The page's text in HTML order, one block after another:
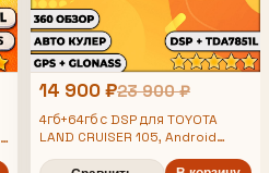
14 900 ₽23 900 ₽
4гб+64гб с DSP для TOYOTA
LAND CRUISER 105, Android
магнитола, без слота под симку,